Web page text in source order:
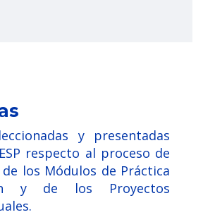
y presentadas
respecto al proceso de
los Módulos de Práctica
y de los Proyectos